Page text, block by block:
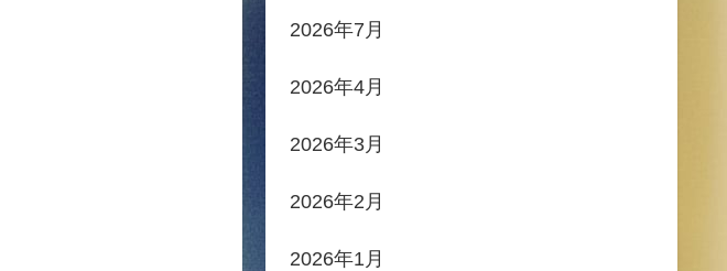
2026年7月
2026年4月
2026年3月
2026年2月
2026年1月